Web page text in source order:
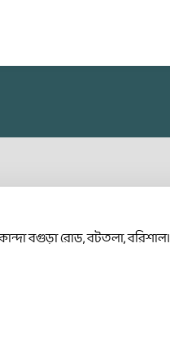
বগুড়া রোড, বটতলা, বরিশাল।